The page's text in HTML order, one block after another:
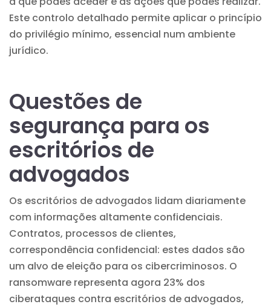
Este controlo detalhado permite aplicar o princípio
do privilégio mínimo, essencial num ambiente
jurídico.
Questões de
segurança para os
escritórios de
advogados
Os escritórios de advogados lidam diariamente
com informações altamente confidenciais.
Contratos, processos de clientes,
correspondência confidencial: estes dados são
um alvo de eleição para os cibercriminosos. O
ransomware representa agora 23% dos
ciberataques contra escritórios de advogados,